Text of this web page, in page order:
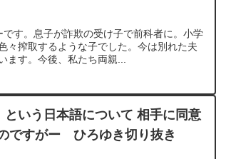
す。息子が詐欺の受け子で前科者に。小学
々搾取するような子でした。今は別れた夫
ます。今後、私たち両親...
という日本語について 相手に同意
ですがー ひろゆき切り抜き